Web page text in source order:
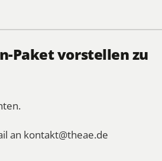
Paket vorstellen zu
an kontakt@theae.de